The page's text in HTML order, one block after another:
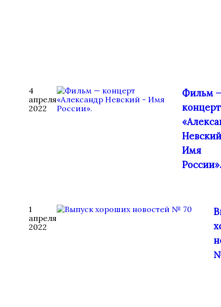
4
апреля
2022
Фильм
концерт
Имя
России».
1
апреля
2022